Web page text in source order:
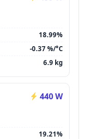
18.99%
-0.37 %/°C
6.9 kg
440 W
19.21%